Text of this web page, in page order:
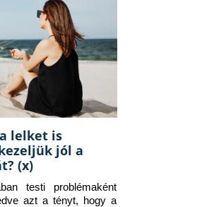
lelket is
jól a
(x)
testi problémaként
azt a tényt, hogy a